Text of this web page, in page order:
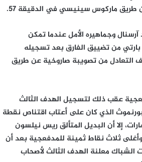
ماركوس سينيسي في الدقيقة 57.
62 استعاد آرسنال وجماهيره الأمل عندما تمكن
من تضييق الفارق بعد تسجيله
التعادل من تصويبة صاروخية عن طريق
عقب ذلك لتسجيل الهدف الثالث
الذي كان على أعتاب اقتناص نقطة
إلا أن البديل المتألق ريس نيلسون
ثلاث نقاط ثمينة للمدفعجية بعد أن
معلنة الهدف الثالث لأصحاب